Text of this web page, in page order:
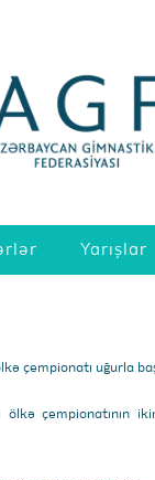
Yarışlar
çempionatı uğurla
çempionatının